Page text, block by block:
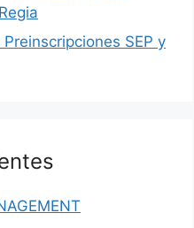
SEP y